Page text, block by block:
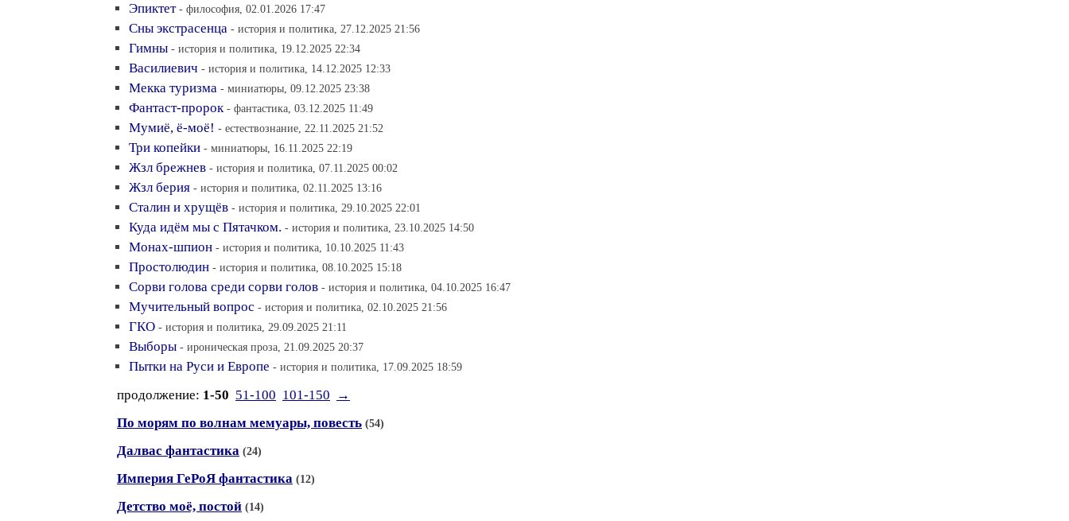
Эпиктет - философия, 02.01.2026 17:47
Сны экстрасенца - история и политика, 27.12.2025 21:56
Гимны - история и политика, 19.12.2025 22:34
Василиевич - история и политика, 14.12.2025 12:33
Мекка туризма - миниатюры, 09.12.2025 23:38
Фантаст-пророк - фантастика, 03.12.2025 11:49
Мумиё, ё-моё! - естествознание, 22.11.2025 21:52
Три копейки - миниатюры, 16.11.2025 22:19
Жзл брежнев - история и политика, 07.11.2025 00:02
Жзл берия - история и политика, 02.11.2025 13:16
Сталин и хрущёв - история и политика, 29.10.2025 22:01
Куда идём мы с Пятачком. - история и политика, 23.10.2025 14:50
Монах-шпион - история и политика, 10.10.2025 11:43
Простолюдин - история и политика, 08.10.2025 15:18
Сорви голова среди сорви голов - история и политика, 04.10.2025 16:47
Мучительный вопрос - история и политика, 02.10.2025 21:56
ГКО - история и политика, 29.09.2025 21:11
Выборы - ироническая проза, 21.09.2025 20:37
Пытки на Руси и Европе - история и политика, 17.09.2025 18:59
продолжение: 1-50 51-100 101-150
→
По морям по волнам мемуары, повесть (54)
Далвас фантастика (24)
Империя ГеРоЯ фантастика (12)
Детство моё, постой (14)